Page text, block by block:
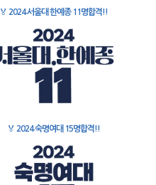
🏅 2024 서울대 한예종 11명합격!!
🏅 2024 숙명여대 15명합격!!